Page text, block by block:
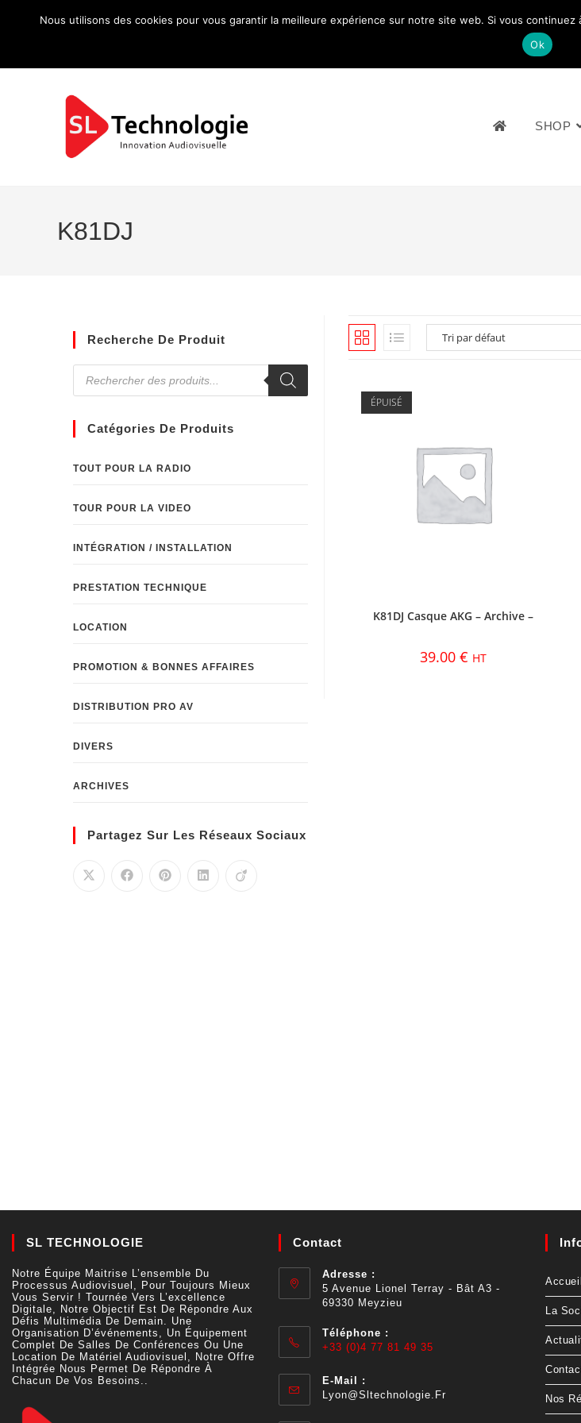
NOUS CONTACTEZ: +33 (0)4 77 81
SHOP
K81DJ
ÉPUISÉ
K81DJ Casque AKG – Archive –
39.00€ HT
Recherche De Produit
Catégories De Produits
TOUT POUR LA RADIO
TOUR POUR LA VIDEO
INTÉGRATION / INSTALLATION
PRESTATION TECHNIQUE
LOCATION
PROMOTION & BONNES AFFAIRES
DISTRIBUTION PRO AV
DIVERS
ARCHIVES
Partagez Sur Les Réseaux Sociaux
SL TECHNOLOGIE
Notre Équipe Maitrise L’ensemble Du
Processus Audiovisuel, Pour Toujours Mieux
Vous Servir ! Tournée Vers L’excellence
Digitale, Notre Objectif Est De Répondre Aux
Défis Multimédia De Demain. Une
Organisation D’événements, Un Équipement
Complet De Salles De Conférences Ou Une
Location De Matériel Audiovisuel, Notre Offre
Intégrée Nous Permet De Répondre À
Chacun De Vos Besoins..
Contact
Adresse :
5 Avenue Lionel Terray - Bât A3 -
69330 Meyzieu
Téléphone :
+33 (0)4 77 81 49 35
E-Mail :
Lyon@sltechnologie.fr
Accueil
La
Nos
Nous utilisons des cookies pour vous garantir la meilleure expérience sur notre site web. Si vous
Ok